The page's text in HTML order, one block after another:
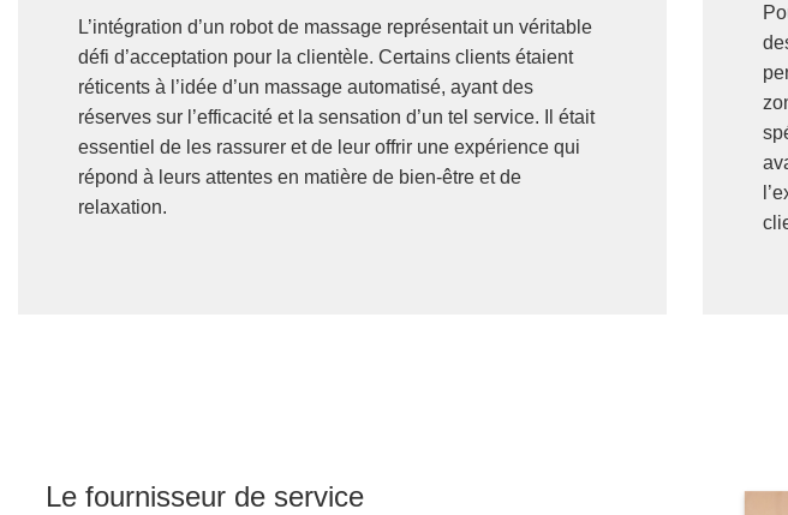
L’intégration d’un robot de massage représentait un véritable
défi d’acceptation pour la clientèle. Certains clients étaient
réticents à l’idée d’un massage automatisé, ayant des
réserves sur l’efficacité et la sensation d’un tel service. Il était
essentiel de les rassurer et de leur offrir une expérience qui
répond à leurs attentes en matière de bien-être et de
relaxation.
Le fournisseur de service